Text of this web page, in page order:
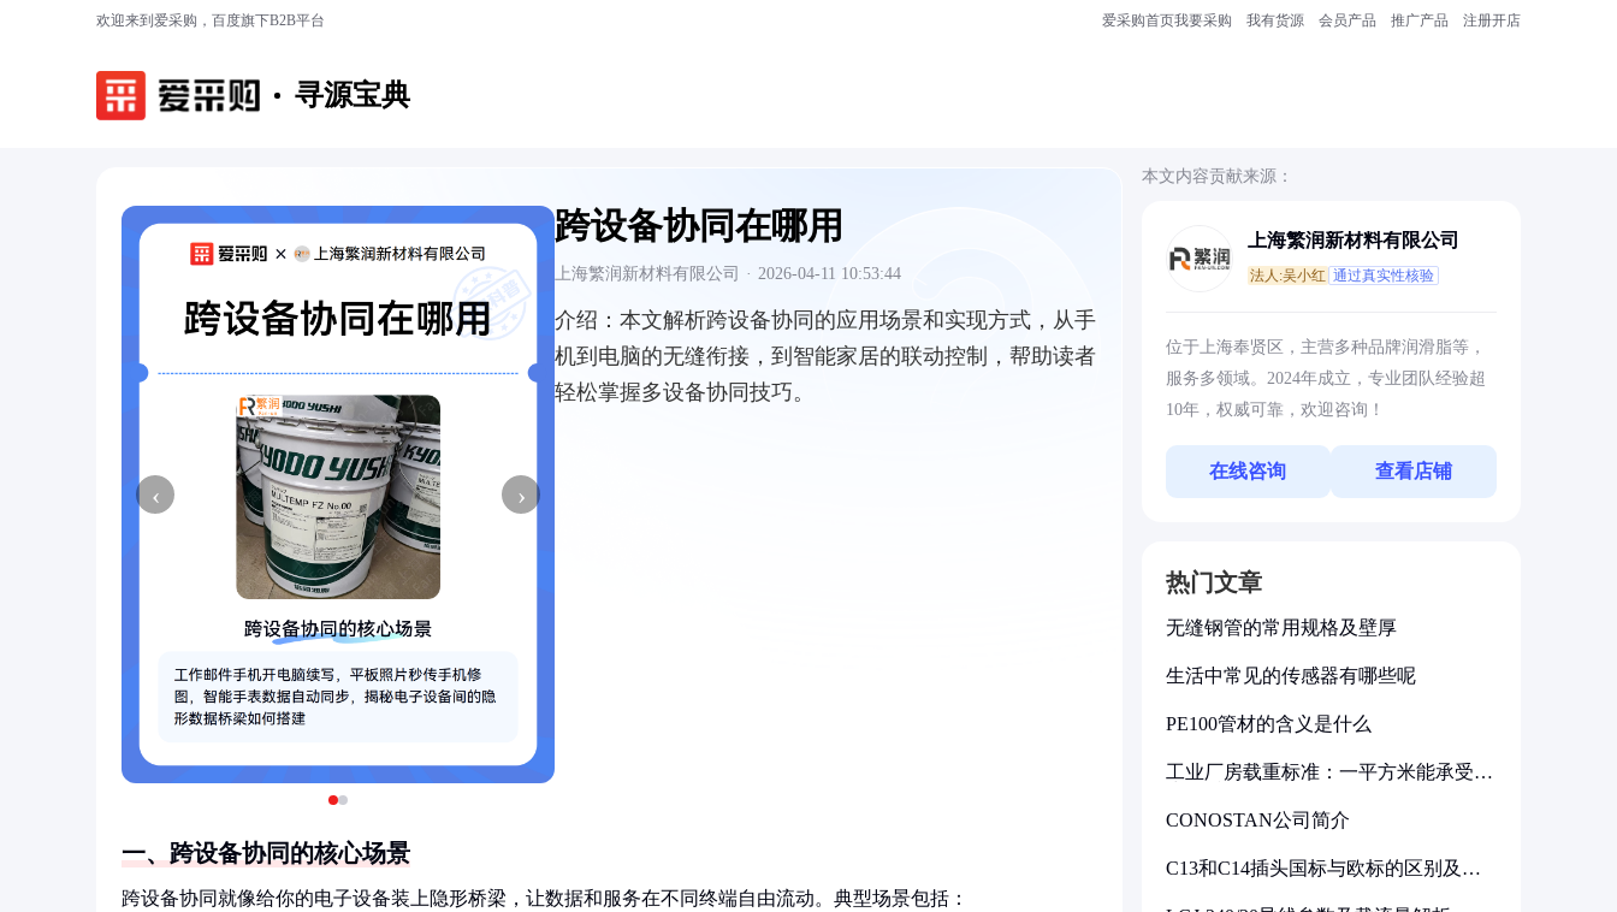
欢迎来到爱采购，百度旗下B2B平台 爱采购首页我要采购 我有货源 会员产品 推广产品 注册开店
寻源宝典
‹ ›
跨设备协同在哪用
上海繁润新材料有限公司 · 2026-04-11 10:53:44
介绍： 本文解析跨设备协同的应用场景和实现方式，从手
机到电脑的无缝衔接，到智能家居的联动控制，帮助读者
轻松掌握多设备协同技巧。
一、跨设备协同的核心场景
跨设备协同就像给你的电子设备装上隐形桥梁，让数据和服务在不同终端自由流动。典型场景包括：
本文内容贡献来源：
上海繁润新材料有限公司
法人:吴小红 通过真实性核验
位于上海奉贤区，主营多种品牌润滑脂等，
服务多领域。2024年成立，专业团队经验超
10年，权威可靠，欢迎咨询！
在线咨询 查看店铺
热门文章
无缝钢管的常用规格及壁厚
生活中常见的传感器有哪些呢
PE100管材的含义是什么
工业厂房载重标准：一平方米能承受多
CONOSTAN公司简介
C13和C14插头国标与欧标的区别及其